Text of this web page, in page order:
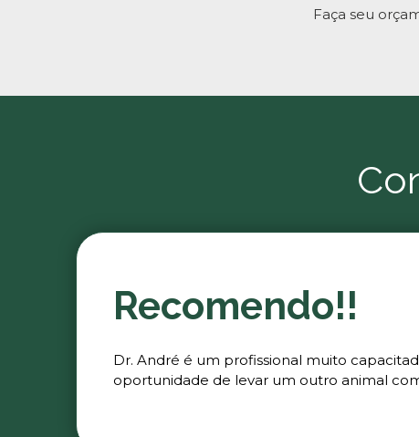
Faça seu
Recomendo!!
Dr. André é um profissional muito
oportunidade de levar um outro animal